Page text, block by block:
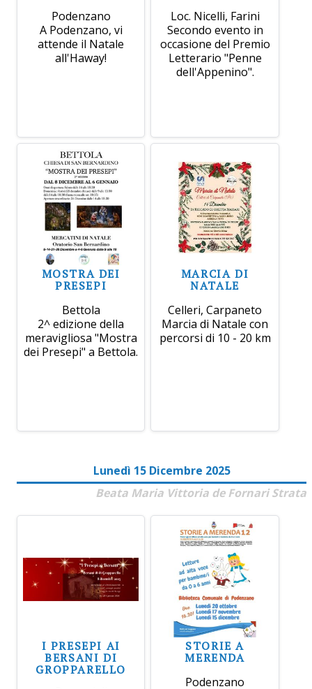
Podenzano
A Podenzano, vi
attende il Natale
all'Haway!
Loc. Nicelli, Farini
Secondo evento in
occasione del Premio
Letterario "Penne
dell'Appenino".
MOSTRA DEI
PRESEPI
Bettola
2^ edizione della
meravigliosa "Mostra
dei Presepi" a Bettola.
MARCIA DI
NATALE
Celleri, Carpaneto
Marcia di Natale con
percorsi di 10 - 20 km
Lunedì 15 Dicembre 2025
Beata Maria Vittoria de Fornari Strata
I PRESEPI AI
BERSANI DI
GROPPARELLO
STORIE A
MERENDA
Podenzano